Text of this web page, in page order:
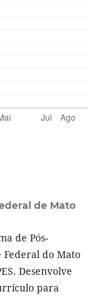
de Mato
de Pós-
Federal do Mato
Desenvolve
para